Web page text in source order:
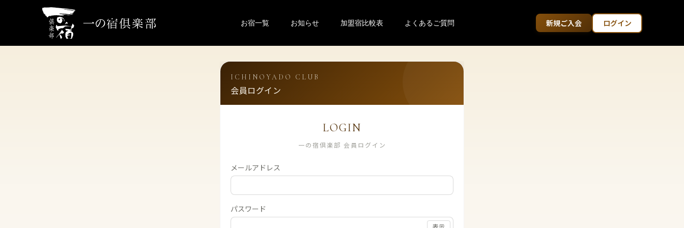
お宿一覧 お知らせ 加盟宿比較表 よくあるご質問 新規ご入会 ログイン
ICHINOYADO CLUB
会員ログイン
LOGIN
一の宿倶楽部 会員ログイン
メールアドレス
パスワード
表示